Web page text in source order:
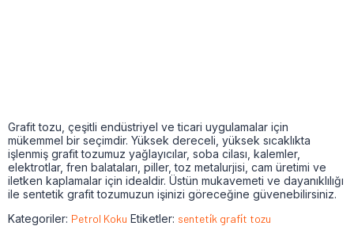
Grafit tozu, çeşitli endüstriyel ve ticari uygulamalar için
mükemmel bir seçimdir. Yüksek dereceli, yüksek sıcaklıkta
işlenmiş grafit tozumuz yağlayıcılar, soba cilası, kalemler,
elektrotlar, fren balataları, piller, toz metalurjisi, cam üretimi ve
iletken kaplamalar için idealdir. Üstün mukavemeti ve dayanıklılığı
ile sentetik grafit tozumuzun işinizi göreceğine güvenebilirsiniz.
Kategoriler: Petrol Koku Etiketler: senteti̇k grafi̇t tozu